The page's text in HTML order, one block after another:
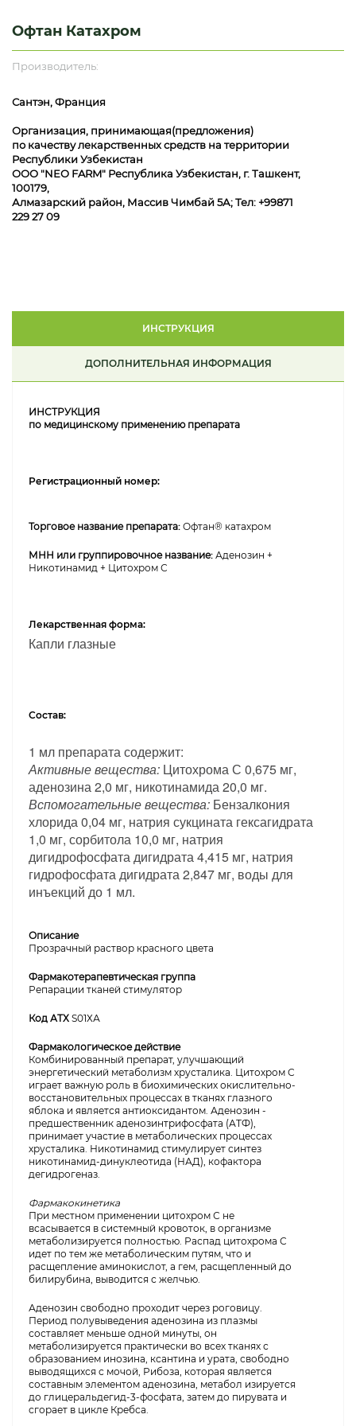
Офтан Катахром
Производитель:
Сантэн, Франция
Организация, принимающая(предложения)
по качеству лекарственных средств на территории
Республики Узбекистан
ООО "NEO FARM" Республика Узбекистан, г. Ташкент,
100179,
Алмазарский район, Массив Чимбай 5А; Тел: +99871
229 27 09
ИНСТРУКЦИЯ
ДОПОЛНИТЕЛЬНАЯ ИНФОРМАЦИЯ
ИНСТРУКЦИЯ
по медицинскому применению препарата
Регистрационный номер:
Торговое название препарата: Офтан® катахром
МНН или группировочное название: Аденозин +
Никотинамид + Цитохром С
Лекарственная форма:
Капли глазные
Состав:
1 мл препарата содержит:
Активные вещества: Цитохрома С 0,675 мг,
аденозина 2,0 мг, никотинамида 20,0 мг.
Вспомогательные вещества: Бензалкония
хлорида 0,04 мг, натрия сукцината гексагидрата
1,0 мг, сорбитола 10,0 мг, натрия
дигидрофосфата дигидрата 4,415 мг, натрия
гидрофосфата дигидрата 2,847 мг, воды для
инъекций до 1 мл.
Описание
Прозрачный раствор красного цвета
Фармакотерапевтическая группа
Репарации тканей стимулятор
Код АТХ S01ХА
Фармакологическое действие
Комбинированный препарат, улучшающий
энергетический метаболизм хрусталика. Цитохром С
играет важную роль в биохимических окислительно-
восстановительных процессах в тканях глазного
яблока и является антиоксидантом. Аденозин -
предшественник аденозинтрифосфата (АТФ),
принимает участие в метаболических процессах
хрусталика. Никотинамид стимулирует синтез
никотинамид-динуклеотида (НАД), кофактора
дегидрогеназ.
Фармакокинетика
При местном применении цитохром С не
всасывается в системный кровоток, в организме
метаболизируется полностью. Распад цитохрома С
идет по тем же метаболическим путям, что и
расщепление аминокислот, а гем, расщепленный до
билирубина, выводится с желчью.
Аденозин свободно проходит через роговицу.
Период полувыведения аденозина из плазмы
составляет меньше одной минуты, он
метаболизируется практически во всех тканях с
образованием инозина, ксантина и урата, свободно
выводящихся с мочой, Рибоза, которая является
составным элементом аденозина, метабол изируется
до глицеральдегид-3-фосфата, затем до пирувата и
сгорает в цикле Кребса.